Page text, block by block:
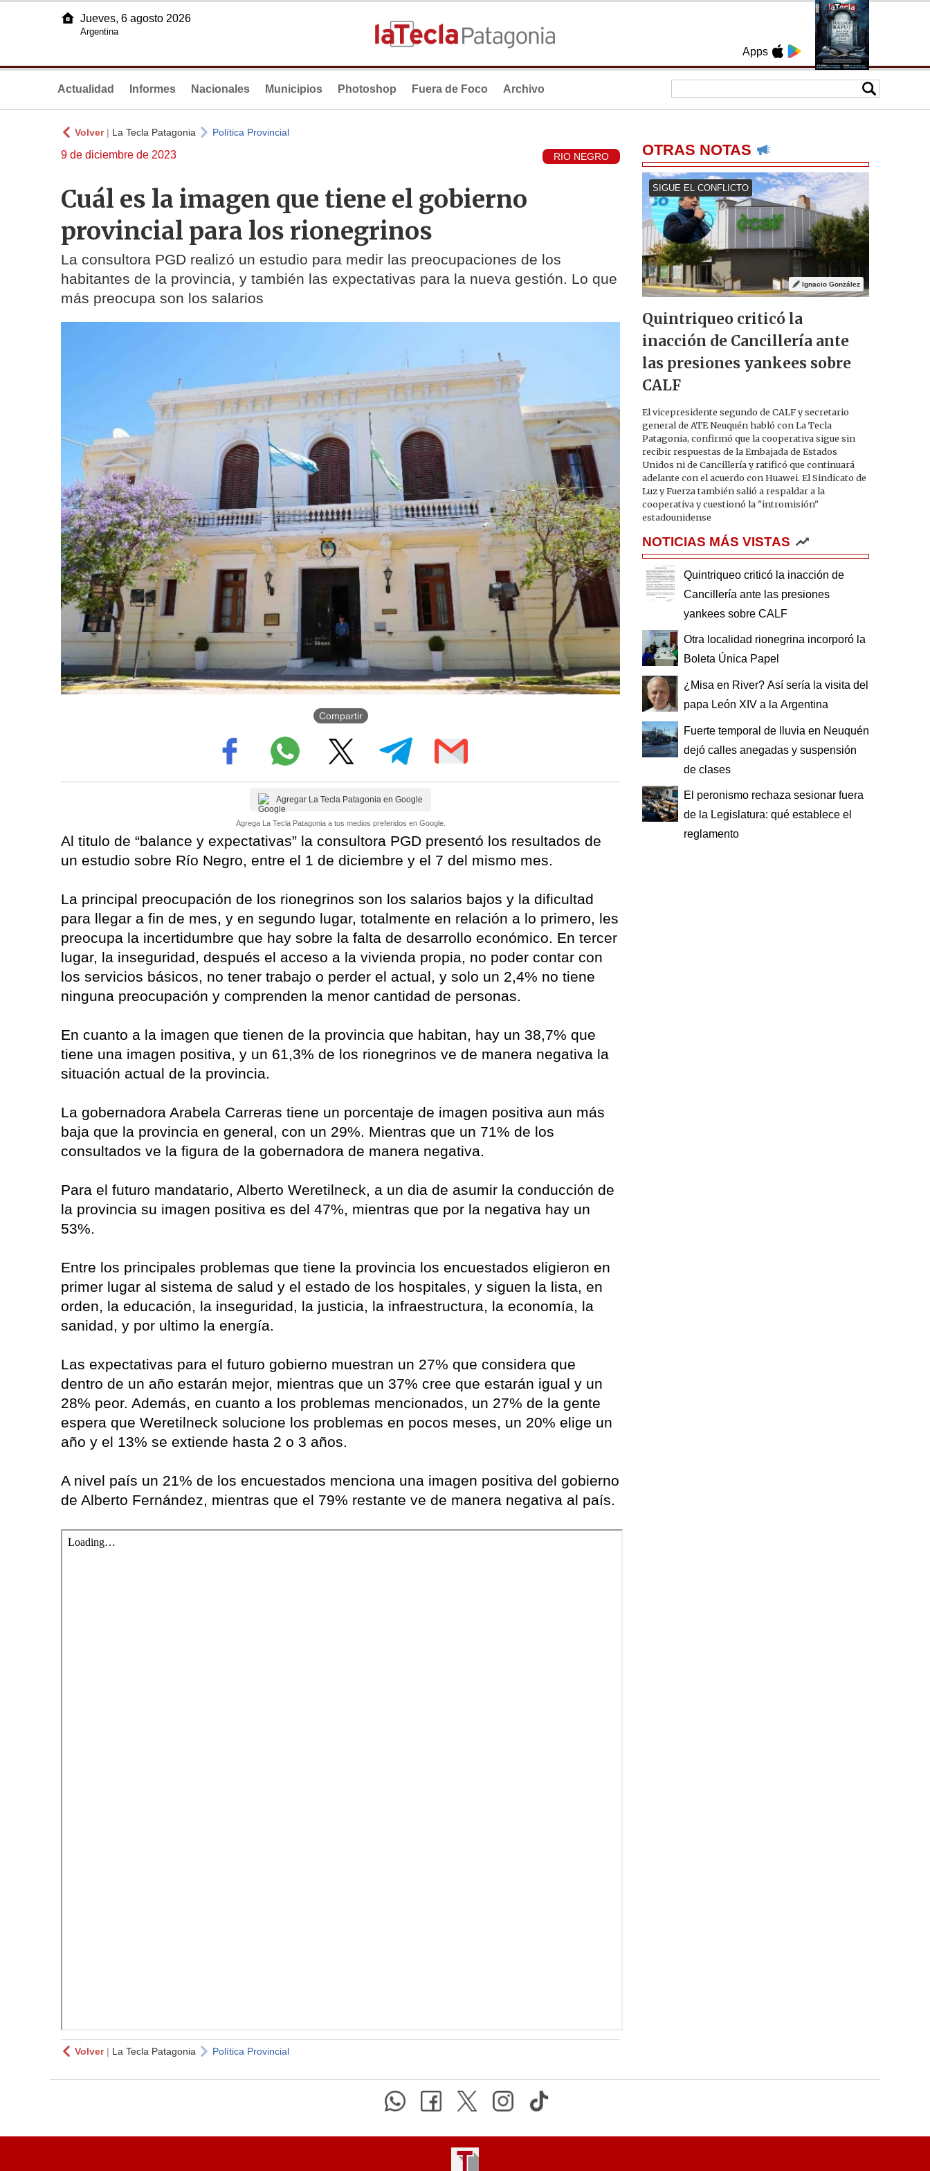
Apps
Jueves, 6 agosto 2026
Argentina
Actualidad Informes Nacionales Municipios Photoshop Fuera de Foco Archivo
Volver| La Tecla Patagonia Política Provincial
9 de diciembre de 2023 RIO NEGRO
Cuál es la imagen que tiene el gobierno
provincial para los rionegrinos
La consultora PGD realizó un estudio para medir las preocupaciones de los
habitantes de la provincia, y también las expectativas para la nueva gestión. Lo que
más preocupa son los salarios
Compartir
Agregar La Tecla Patagonia en Google
Agrega La Tecla Patagonia a tus medios preferidos en Google.
Al titulo de “balance y expectativas” la consultora PGD presentó los resultados de
un estudio sobre Río Negro, entre el 1 de diciembre y el 7 del mismo mes.
La principal preocupación de los rionegrinos son los salarios bajos y la dificultad
para llegar a fin de mes, y en segundo lugar, totalmente en relación a lo primero, les
preocupa la incertidumbre que hay sobre la falta de desarrollo económico. En tercer
lugar, la inseguridad, después el acceso a la vivienda propia, no poder contar con
los servicios básicos, no tener trabajo o perder el actual, y solo un 2,4% no tiene
ninguna preocupación y comprenden la menor cantidad de personas.
En cuanto a la imagen que tienen de la provincia que habitan, hay un 38,7% que
tiene una imagen positiva, y un 61,3% de los rionegrinos ve de manera negativa la
situación actual de la provincia.
La gobernadora Arabela Carreras tiene un porcentaje de imagen positiva aun más
baja que la provincia en general, con un 29%. Mientras que un 71% de los
consultados ve la figura de la gobernadora de manera negativa.
Para el futuro mandatario, Alberto Weretilneck, a un dia de asumir la conducción de
la provincia su imagen positiva es del 47%, mientras que por la negativa hay un
53%.
Entre los principales problemas que tiene la provincia los encuestados eligieron en
primer lugar al sistema de salud y el estado de los hospitales, y siguen la lista, en
orden, la educación, la inseguridad, la justicia, la infraestructura, la economía, la
sanidad, y por ultimo la energía.
Las expectativas para el futuro gobierno muestran un 27% que considera que
dentro de un año estarán mejor, mientras que un 37% cree que estarán igual y un
28% peor. Además, en cuanto a los problemas mencionados, un 27% de la gente
espera que Weretilneck solucione los problemas en pocos meses, un 20% elige un
año y el 13% se extiende hasta 2 o 3 años.
A nivel país un 21% de los encuestados menciona una imagen positiva del gobierno
de Alberto Fernández, mientras que el 79% restante ve de manera negativa al país.
Volver| La Tecla Patagonia Política Provincial
OTRAS NOTAS
SIGUE EL CONFLICTO
Ignacio González
Quintriqueo criticó la
inacción de Cancillería ante
las presiones yankees sobre
CALF
El vicepresidente segundo de CALF y secretario
general de ATE Neuquén habló con La Tecla
Patagonia, confirmó que la cooperativa sigue sin
recibir respuestas de la Embajada de Estados
Unidos ni de Cancillería y ratificó que continuará
adelante con el acuerdo con Huawei. El Sindicato de
Luz y Fuerza también salió a respaldar a la
cooperativa y cuestionó la "intromisión"
estadounidense
NOTICIAS MÁS VISTAS
Quintriqueo criticó la inacción de
Cancillería ante las presiones
yankees sobre CALF
Otra localidad rionegrina incorporó la
Boleta Única Papel
¿Misa en River? Así sería la visita del
papa León XIV a la Argentina
Fuerte temporal de lluvia en Neuquén
dejó calles anegadas y suspensión
de clases
El peronismo rechaza sesionar fuera
de la Legislatura: qué establece el
reglamento